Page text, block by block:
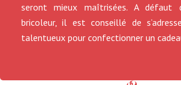
seront mieux maîtrisées. A défaut
bricoleur, il est conseillé de
talentueux pour confectionner un